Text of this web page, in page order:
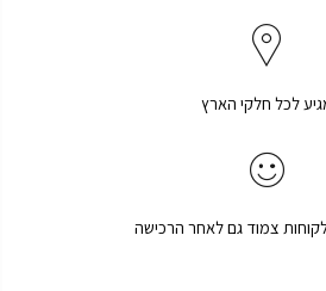
לכל חלקי הארץ
לקוחות צמוד גם לאחר הרכישה